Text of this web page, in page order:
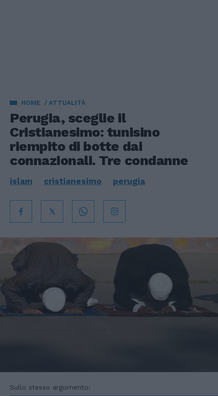
HOME ATTUALITÀ
Perugia, sceglie il
Cristianesimo: tunisino
riempito di botte dai
connazionali. Tre condanne
islam cristianesimo perugia
Sullo stesso argomento: